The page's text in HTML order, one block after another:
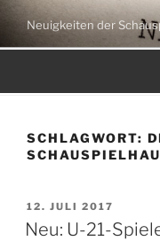
Zum
Inhalt
springen
Neuigkeiten der
SCHLAGWORT:
VERÖFFENTLICHT
AM
12. JULI 2017
Neu: U-21-